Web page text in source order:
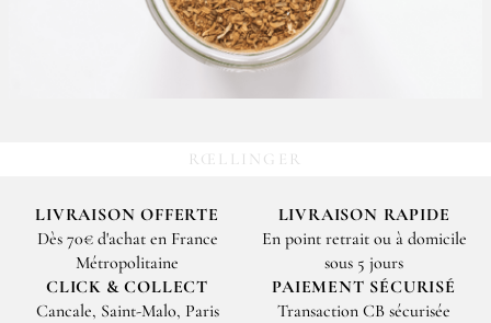
RŒLLINGER
LIVRAISON OFFERTE
Dès 70€ d'achat en France
Métropolitaine
LIVRAISON RAPIDE
En point retrait ou à domicile
sous 5 jours
CLICK & COLLECT
Cancale, Saint-Malo, Paris
PAIEMENT SÉCURISÉ
Transaction CB sécurisée